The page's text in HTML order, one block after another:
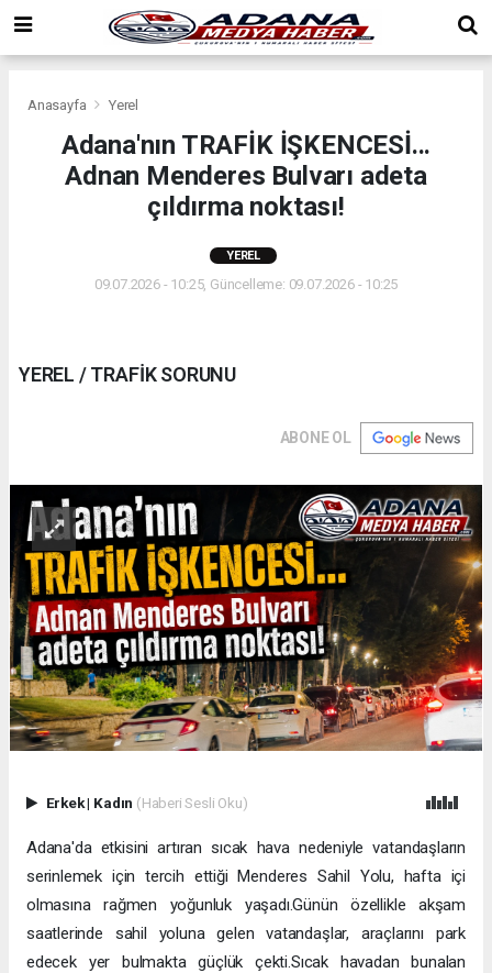
Anasayfa Yerel
Adana'nın TRAFİK İŞKENCESİ...
Adnan Menderes Bulvarı adeta
çıldırma noktası!
YEREL
09.07.2026 - 10:25, Güncelleme: 09.07.2026 - 10:25
YEREL / TRAFİK SORUNU
ABONE OL
Erkek| Kadın (Haberi Sesli Oku)
Adana'da etkisini artıran sıcak hava nedeniyle vatandaşların
serinlemek için tercih ettiği Menderes Sahil Yolu, hafta içi
olmasına rağmen yoğunluk yaşadı.Günün özellikle akşam
saatlerinde sahil yoluna gelen vatandaşlar, araçlarını park
edecek yer bulmakta güçlük çekti.Sıcak havadan bunalan